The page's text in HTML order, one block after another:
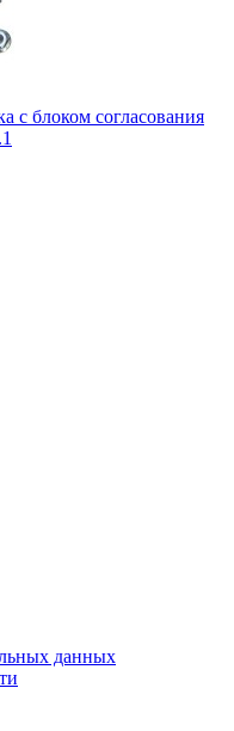
с блоком согласования
данных